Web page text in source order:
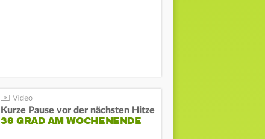
Kurze Pause vor der nächsten Hitze
36 GRAD AM WOCHENENDE